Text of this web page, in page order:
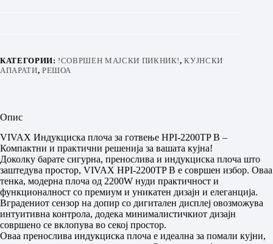
КАТЕГОРИИ: !СОВРШЕН МАЈСКИ ПИКНИК!,КУЈНСКИ
АПАРАТИ, РЕШОА
Опис
VIVAX Индукциска плоча за готвење HPI-2200TP B –
Компактни и практични решенија за вашата кујна!
Доколку барате сигурна, пренослива и индукциска плоча што
заштедува простор, VIVAX HPI-2200TP B е совршен избор. Оваа
тенка, модерна плоча од 2200W нуди практичност и
функционалност со премиум и уникатен дизајн и елеганција.
Вградениот сензор на допир со дигитален дисплеј овозможува
интуитивна контрола, додека минималистичкиот дизајн
совршено се вклопува во секој простор.
Оваа пренослива индукциска плоча е идеална за помали кујни,